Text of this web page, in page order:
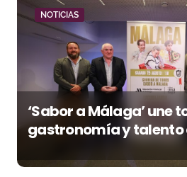
NOTICIAS
‘Sabor a Málaga’ une
gastronomía y talento
tierra en La Malagueta